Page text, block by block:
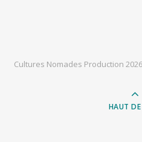
Cultures Nomades Production
HAUT